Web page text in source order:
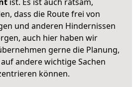
dass die Route frei von
und anderen Hindernissen
auch hier haben wir
gerne die Planung,
andere wichtige Sachen
können.